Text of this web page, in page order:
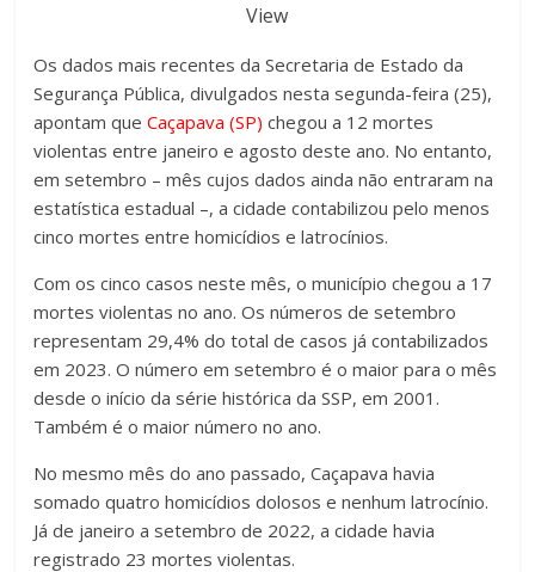
View
Os dados mais recentes da Secretaria de Estado da
Segurança Pública, divulgados nesta segunda-feira (25),
apontam queCaçapava (SP) chegou a 12 mortes
violentas entre janeiro e agosto deste ano. No entanto,
em setembro – mês cujos dados ainda não entraram na
estatística estadual –, a cidade contabilizou pelo menos
cinco mortes entre homicídios e latrocínios.
Com os cinco casos neste mês, o município chegou a 17
mortes violentas no ano. Os números de setembro
representam 29,4% do total de casos já contabilizados
em 2023. O número em setembro é o maior para o mês
desde o início da série histórica da SSP, em 2001.
Também é o maior número no ano.
No mesmo mês do ano passado, Caçapava havia
somado quatro homicídios dolosos e nenhum latrocínio.
Já de janeiro a setembro de 2022, a cidade havia
registrado 23 mortes violentas.